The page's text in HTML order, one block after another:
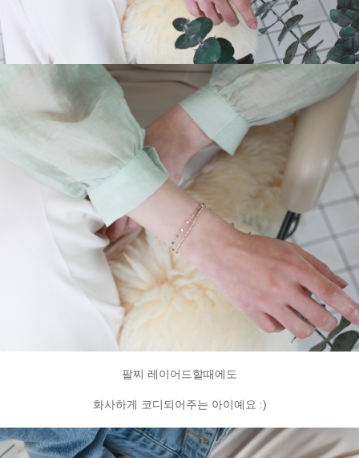
팔찌 레이어드할때에도
화사하게 코디되어주는 아이예요 :)